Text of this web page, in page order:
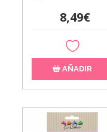
8,49€
AÑADIR